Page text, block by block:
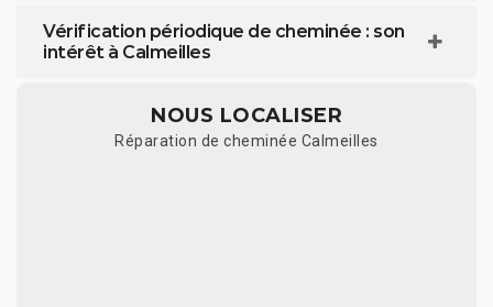
Vérification périodique de cheminée : son
intérêt à Calmeilles
NOUS LOCALISER
Réparation de cheminée Calmeilles